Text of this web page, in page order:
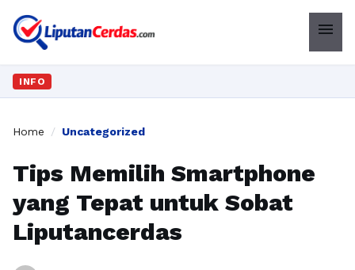
menu
INFO
Home / Uncategorized
Tips Memilih Smartphone
yang Tepat untuk Sobat
Liputancerdas